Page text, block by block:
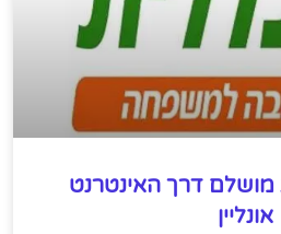
מושלם דרך האינטרנט
אונליין